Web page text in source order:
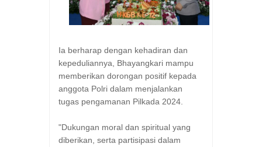
Ia berharap dengan kehadiran dan
kepeduliannya, Bhayangkari mampu
memberikan dorongan positif kepada
anggota Polri dalam menjalankan
tugas pengamanan Pilkada 2024.
"Dukungan moral dan spiritual yang
diberikan, serta partisipasi dalam